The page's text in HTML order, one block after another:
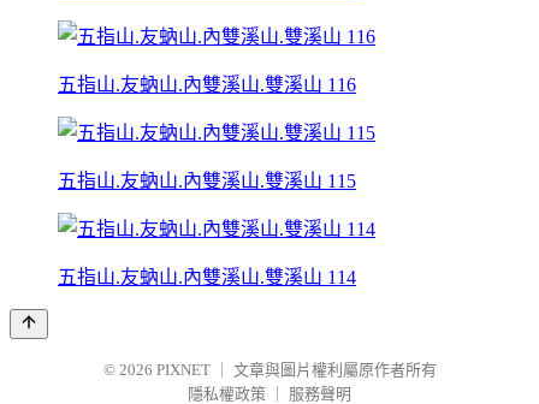
五指山.友蚋山.內雙溪山.雙溪山 116
五指山.友蚋山.內雙溪山.雙溪山 115
五指山.友蚋山.內雙溪山.雙溪山 114
© 2026 PIXNET
文章與圖片權利屬原作者所有
隱私權政策
服務聲明